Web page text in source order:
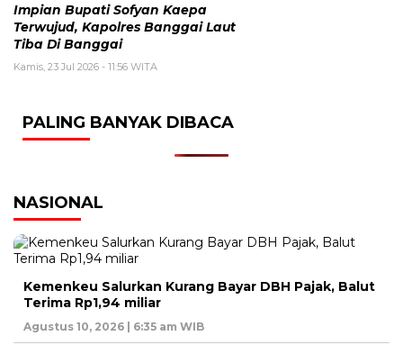
Impian Bupati Sofyan Kaepa
Terwujud, Kapolres Banggai Laut
Tiba Di Banggai
Kamis, 23 Jul 2026 - 11:56 WITA
PALING BANYAK DIBACA
NASIONAL
Kemenkeu Salurkan Kurang Bayar DBH Pajak, Balut
Terima Rp1,94 miliar
Agustus 10, 2026 | 6:35 am WIB